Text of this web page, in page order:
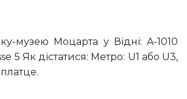
5 Як дістатися: Метро: U1 або U3,